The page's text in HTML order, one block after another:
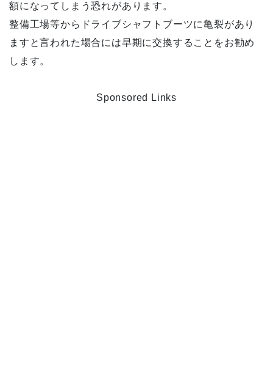
額になってしまう恐れがあります。
整備工場等からドライブシャフトブーツに亀裂があり
ますと言われた場合には早期に交換することをお勧め
します。
Sponsored Links